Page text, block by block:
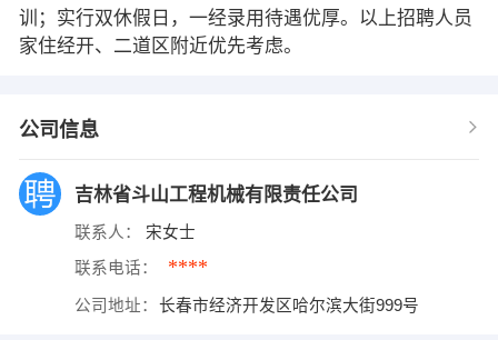
训；实行双休假日，一经录用待遇优厚。以上招聘人员
家住经开、二道区附近优先考虑。
公司信息
吉林省斗山工程机械有限责任公司
联系人： 宋女士
联系电话： ****
公司地址： 长春市经济开发区哈尔滨大街999号